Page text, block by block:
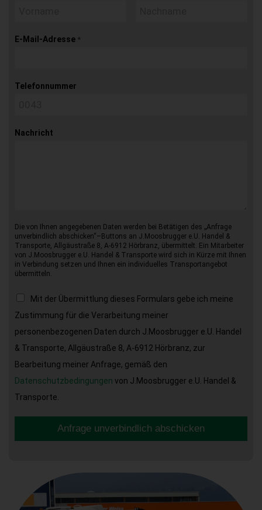
E-Mail-Adresse *
Telefonnummer
Nachricht
Die von Ihnen angegebenen Daten werden bei Betätigen des „Anfrage
unverbindlich abschicken“–Buttons an J.Moosbrugger e.U. Handel &
Transporte, Allgäustraße 8, A-6912 Hörbranz, übermittelt. Ein Mitarbeiter
von J.Moosbrugger e.U. Handel & Transporte wird sich in Kürze mit Ihnen
in Verbindung setzen und Ihnen ein individuelles Transportangebot
übermitteln.
Mit der Übermittlung dieses Formulars gebe ich meine
Zustimmung für die Verarbeitung meiner
personenbezogenen Daten durch J.Moosbrugger e.U. Handel
& Transporte, Allgäustraße 8, A-6912 Hörbranz, zur
Bearbeitung meiner Anfrage, gemäß den
Datenschutzbedingungen von J.Moosbrugger e.U. Handel &
Transporte.
Anfrage unverbindlich abschicken